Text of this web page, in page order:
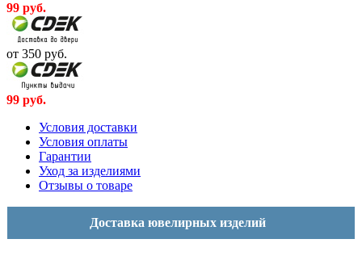
99 руб.
от 350 руб.
99 руб.
Условия доставки
Условия оплаты
Гарантии
Уход за изделиями
Отзывы о товаре
Доставка ювелирных изделий